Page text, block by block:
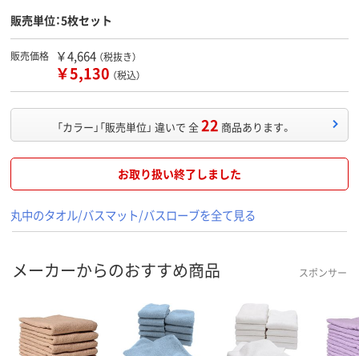
販売単位：5枚セット
販売価格 ￥4,664 （税抜き）
￥5,130 （税込）
「カラー」「販売単位」 違いで 全22 商品あります。
お取り扱い終了しました
丸中のタオル/バスマット/バスローブを全て見る
メーカーからのおすすめ商品 スポンサー